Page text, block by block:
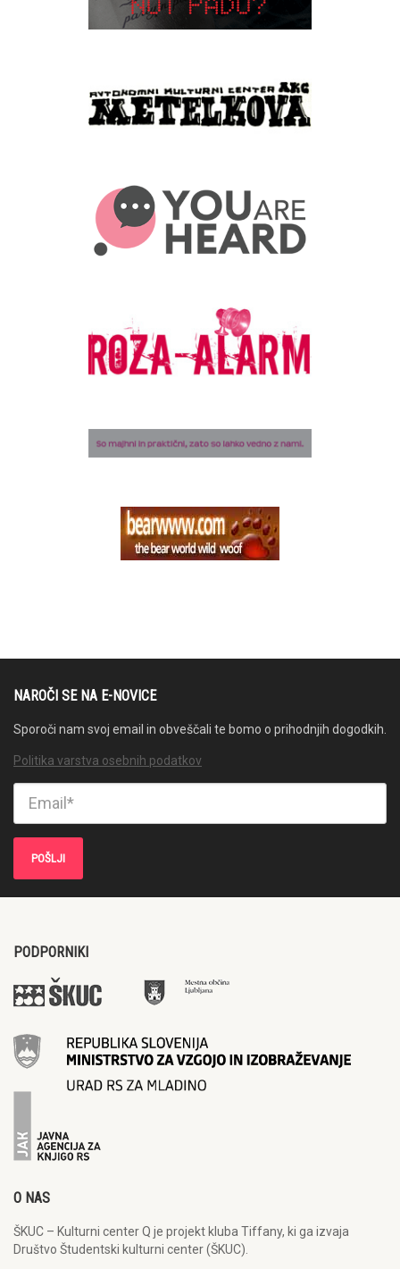
NAROČI SE NA E-NOVICE
Sporoči nam svoj email in obveščali te bomo o prihodnjih dogodkih.
Politika varstva osebnih podatkov
PODPORNIKI
O NAS
ŠKUC – Kulturni center Q je projekt kluba Tiffany, ki ga izvaja
Društvo Študentski kulturni center (ŠKUC).